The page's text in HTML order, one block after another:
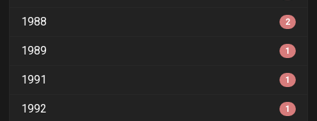
1988 2
1989 1
1991 1
1992 1